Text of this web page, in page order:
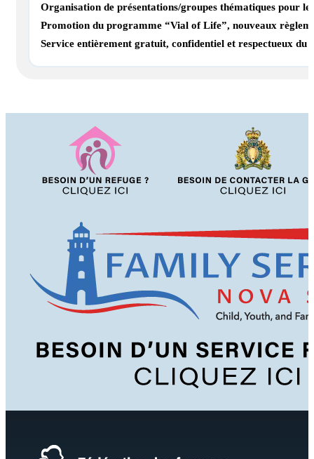
Organisation de présentations/groupes thématiques pour
Promotion du programme “Vial of Life”, nouveaux
Service entièrement gratuit, confidentiel et respectueux du